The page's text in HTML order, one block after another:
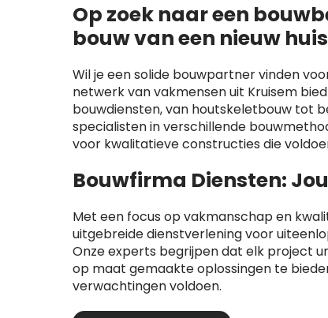
Op zoek naar een
bouw van een nieuw
Wil je een solide bouwpartner vinden
netwerk van vakmensen uit Kruisem
bouwdiensten, van houtskeletbouw tot
specialisten in verschillende
voor kwalitatieve constructies die
Bouwfirma Diensten:
Met een focus op vakmanschap en
uitgebreide dienstverlening voor
Onze experts begrijpen dat elk project
op maat gemaakte oplossingen te
verwachtingen voldoen.